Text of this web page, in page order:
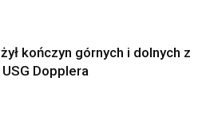
kończyn górnych i dolnych z
Dopplera